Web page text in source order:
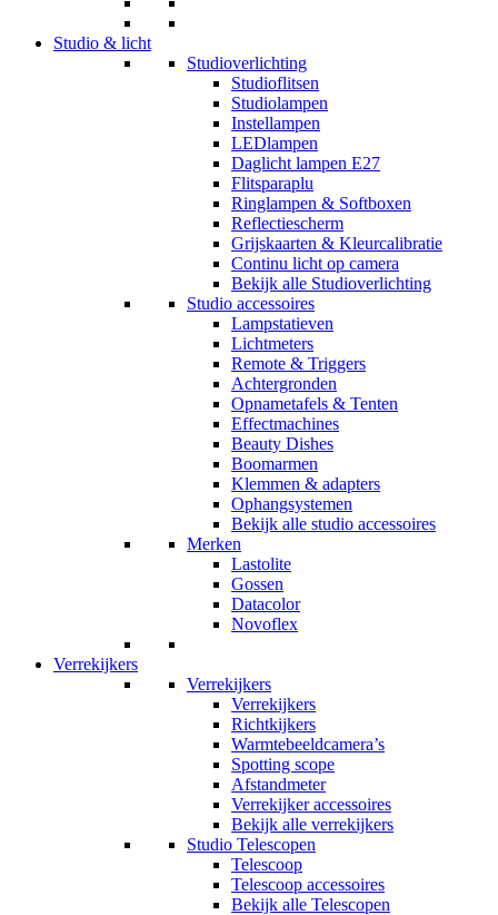
Studio & licht
Studioverlichting
Studioflitsen
Studiolampen
Instellampen
LEDlampen
Daglicht lampen E27
Flitsparaplu
Ringlampen & Softboxen
Reflectiescherm
Grijskaarten & Kleurcalibratie
Continu licht op camera
Bekijk alle Studioverlichting
Studio accessoires
Lampstatieven
Lichtmeters
Remote & Triggers
Achtergronden
Opnametafels & Tenten
Effectmachines
Beauty Dishes
Boomarmen
Klemmen & adapters
Ophangsystemen
Bekijk alle studio accessoires
Merken
Lastolite
Gossen
Datacolor
Novoflex
Verrekijkers
Verrekijkers
Verrekijkers
Richtkijkers
Warmtebeeldcamera’s
Spotting scope
Afstandmeter
Verrekijker accessoires
Bekijk alle verrekijkers
Studio Telescopen
Telescoop
Telescoop accessoires
Bekijk alle Telescopen